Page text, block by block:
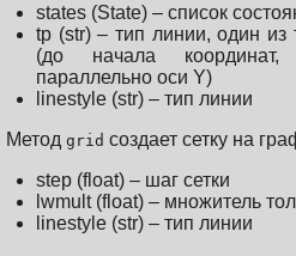
states (State) – список
tp (str) – тип линии, один из
(до начала
параллельно оси Y)
linestyle (str) – тип линии
Метод grid создает сетку на
step (float) – шаг сетки
lwmult (float) – множитель
linestyle (str) – тип линии